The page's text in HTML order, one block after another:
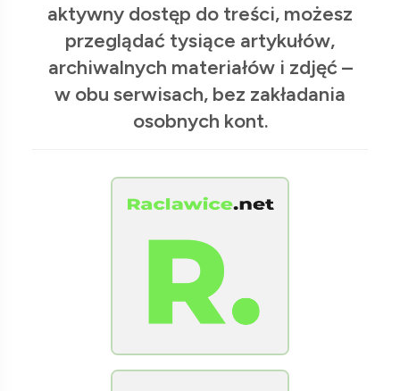
aktywny dostęp do treści, możesz
przeglądać tysiące artykułów,
archiwalnych materiałów i zdjęć –
w obu serwisach, bez zakładania
osobnych kont.
[Raclawice.NET]